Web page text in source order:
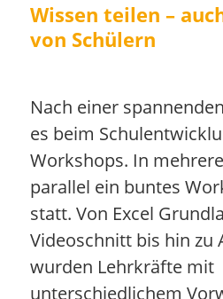
Wissen teilen –
von Schülern
Nach einer
es beim
Workshops. In
parallel ein buntes
statt. Von Excel
Videoschnitt bis hin zu
wurden Lehrkräfte mit
unterschiedlichem